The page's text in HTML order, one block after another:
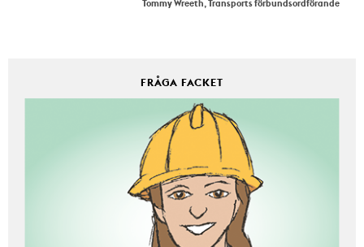
Tommy Wreeth, Transports förbundsordförande
FRÅGA FACKET